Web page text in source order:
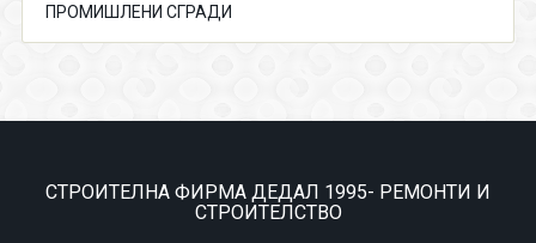
ПРОМИШЛЕНИ СГРАДИ
СТРОИТЕЛНА ФИРМА ДЕДАЛ 1995- РЕМОНТИ И
СТРОИТЕЛСТВО